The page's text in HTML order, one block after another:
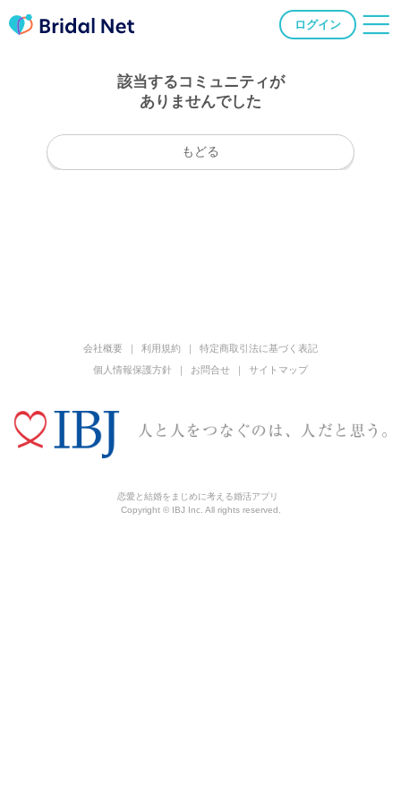
ログイン
該当するコミュニティが
ありませんでした
もどる
会社概要 利用規約
特定商取引法に基づく表記
個人情報保護方針
お問合せ サイトマップ
恋愛と結婚をまじめに考える婚活アプリ
Copyright © IBJ Inc. All rights reserved.